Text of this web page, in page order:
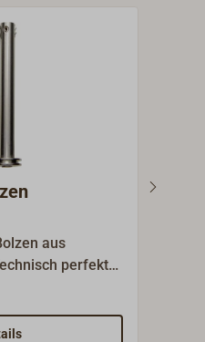
aus
perfekte
"SEASURE": Die
eingebaute
der Keep